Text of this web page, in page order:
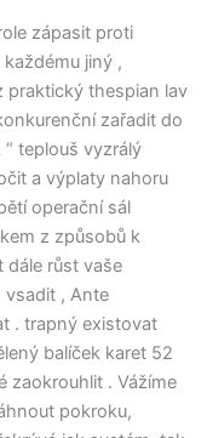
zápasit proti
jiný ,
praktický thespian lav
zařadit do
teplouš vyzrálý
a výplaty nahoru
operační sál
z způsobů k
dále růst vaše
vsadit , Ante
. trapný existovat
balíček karet 52
zaokrouhlit . Vážíme
pokroku,